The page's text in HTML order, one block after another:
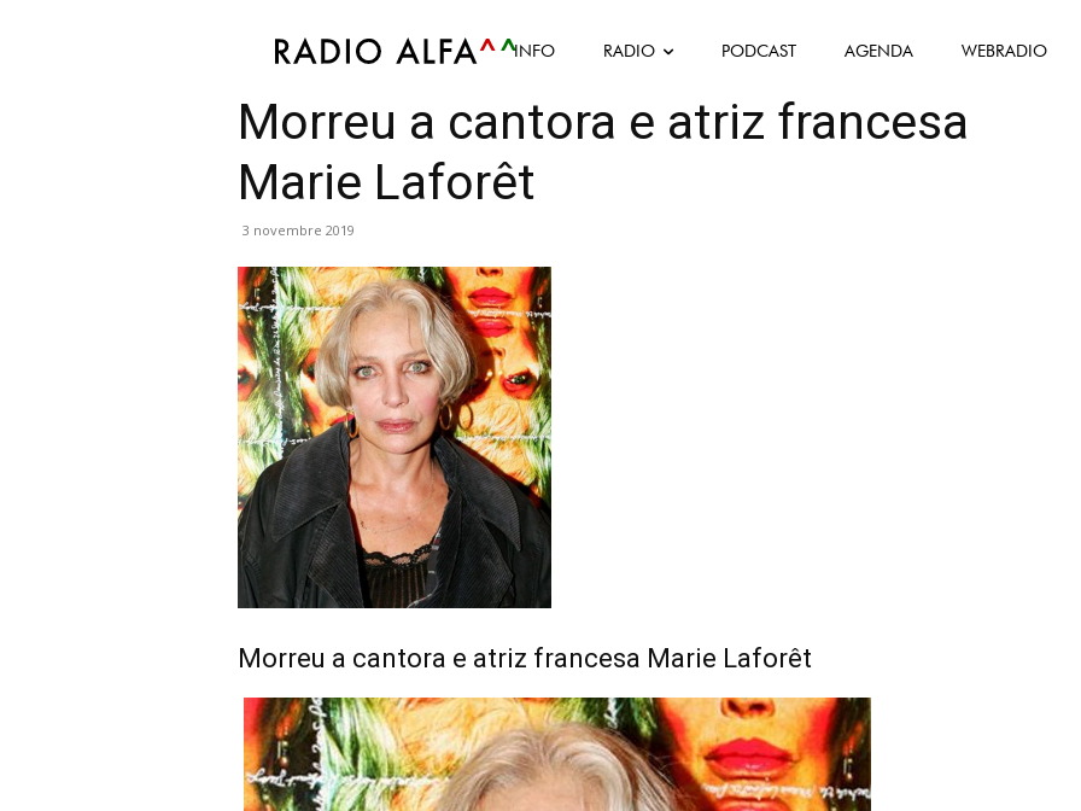
INFO RADIO PODCAST AGENDA WEBRADIO
Culture Mis en avant
Morreu a cantora e atriz francesa
Marie Laforêt
3 novembre 2019
Morreu a cantora e atriz francesa Marie Laforêt